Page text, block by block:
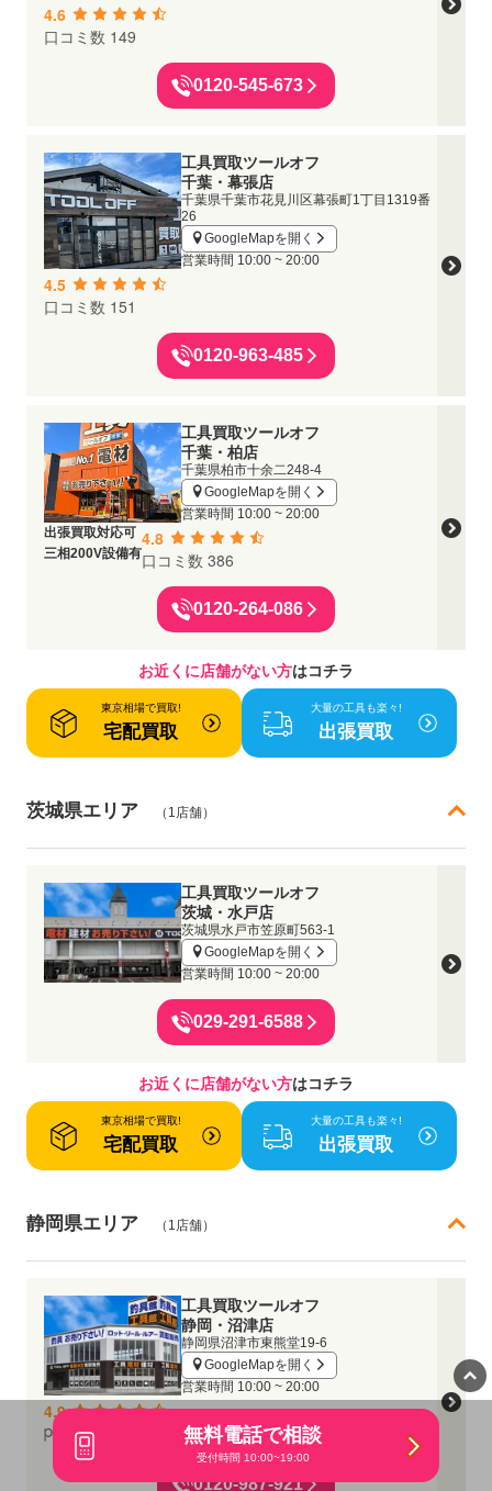
無料電話で相談
受付時間 10:00~19:00
4.6
口コミ数 149
0120-545-673
工具買取ツールオフ
千葉・幕張店
千葉県千葉市花見川区幕張町1丁目1319番
26
GoogleMapを開く
営業時間 10:00 ~ 20:00
4.5
口コミ数 151
0120-963-485
工具買取ツールオフ
千葉・柏店
千葉県柏市十余二248-4
GoogleMapを開く
営業時間 10:00 ~ 20:00
出張買取対応可
三相200V設備有
4.8
口コミ数 386
0120-264-086
お近くに店舗がない方はコチラ
東京相場で買取!
宅配買取
大量の工具も楽々!
出張買取
茨城県エリア （1店舗）
工具買取ツールオフ
茨城・水戸店
茨城県水戸市笠原町563-1
GoogleMapを開く
営業時間 10:00 ~ 20:00
029-291-6588
お近くに店舗がない方はコチラ
東京相場で買取!
宅配買取
大量の工具も楽々!
出張買取
静岡県エリア （1店舗）
工具買取ツールオフ
静岡・沼津店
静岡県沼津市東熊堂19-6
GoogleMapを開く
営業時間 10:00 ~ 20:00
4.9
0120-987-921